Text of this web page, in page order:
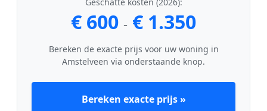
€ 600 - € 1.350
Bereken de exacte prijs voor uw woning in
Amstelveen via onderstaande knop.
Bereken exacte prijs »